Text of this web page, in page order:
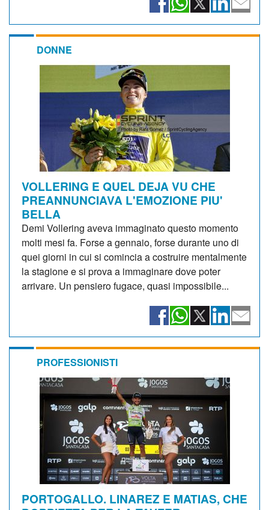
DONNE
VOLLERING E QUEL DEJA VU CHE
PREANNUNCIAVA L'EMOZIONE PIU'
BELLA
Demi Vollering aveva immaginato questo momento
molti mesi fa. Forse a gennaio, forse durante uno di
quei giorni in cui si comincia a costruire mentalmente
la stagione e si prova a immaginare dove poter
arrivare. Un pensiero fugace, quasi impossibile...
PROFESSIONISTI
PORTOGALLO. LINAREZ E MATIAS, CHE